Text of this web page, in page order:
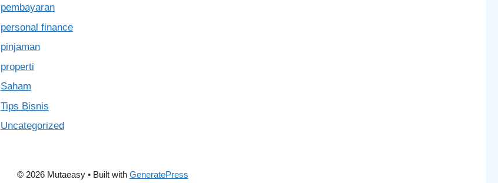
pembayaran
personal finance
pinjaman
properti
Saham
Tips Bisnis
Uncategorized
© 2026 Mutaeasy• Built with GeneratePress